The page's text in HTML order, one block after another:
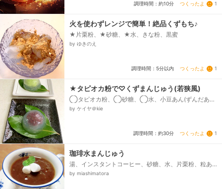
調理時間：約10分 つくったよ 1
火を使わずレンジで簡単！絶品くずもち♪
★片栗粉、★砂糖、★水、きな粉、黒蜜
by ゆきのえ
調理時間：5分以内 つくったよ 1
★タピオカ粉で♡くずまんじゅう(若狭風)
◯タピオカ粉、◯砂糖、◯水、小豆あん(ずんだあ
ん)
by ケイヤ＠kie
調理時間：約30分 つくったよ 1
珈琲水まんじゅう
湯、インスタントコーヒー、砂糖、水、片栗粉、粒あ
ん(缶詰)、ミニマシュマロ
by miashimatora